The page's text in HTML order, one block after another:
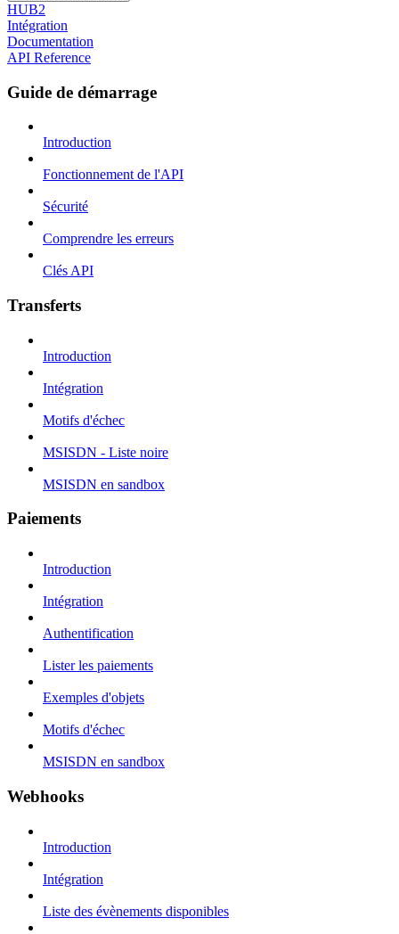
HUB2
Intégration
Documentation
API Reference
Guide de démarrage
Introduction
Fonctionnement de l'API
Sécurité
Comprendre les erreurs
Clés API
Transferts
Introduction
Intégration
Motifs d'échec
MSISDN - Liste noire
MSISDN en sandbox
Paiements
Introduction
Intégration
Authentification
Lister les paiements
Exemples d'objets
Motifs d'échec
MSISDN en sandbox
Webhooks
Introduction
Intégration
Liste des évènements disponibles